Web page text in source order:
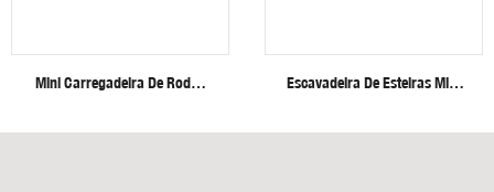
Mini Carregadeira De Rodas
Estado De Nova.
Escavadeira De Esteiras Mini
De 4 Toneladas, Para